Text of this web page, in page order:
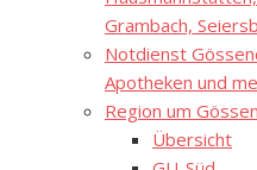
Grambach,
Notdienst
Apotheken und
Region um
Übersicht